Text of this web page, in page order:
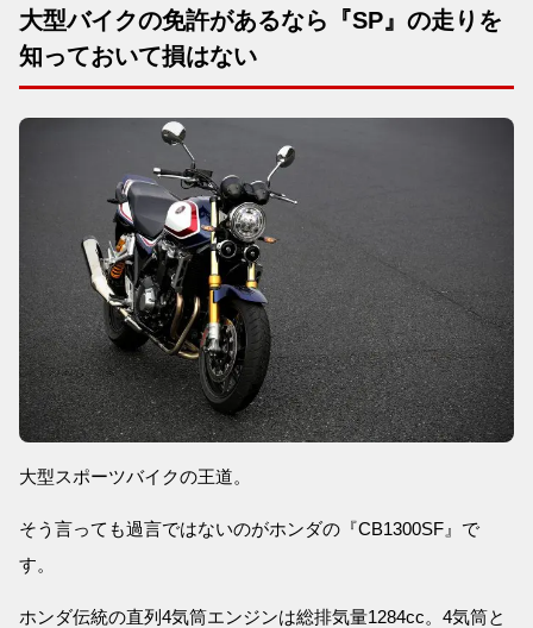
大型バイクの免許があるなら『SP』の走りを
知っておいて損はない
大型スポーツバイクの王道。
そう言っても過言ではないのがホンダの『CB1300SF』で
す。
ホンダ伝統の直列4気筒エンジンは総排気量1284cc。4気筒と